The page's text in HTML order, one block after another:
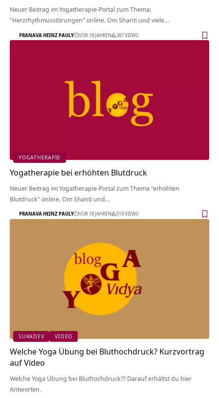
Neuer Beitrag im Yogatherapie-Portal zum Thema:
"Herzrhythmusstörungen" online. Om Shanti und viele…
PRANAVA HEINZ PAULY VOR 18 JAHREN 387 VIEWS
YOGATHERAPIE
Yogatherapie bei erhöhten Blutdruck
Neuer Beitrag im Yogatherapie-Portal zum Thema "erhöhten
Blutdruck" online. Om Shanti und…
PRANAVA HEINZ PAULY VOR 18 JAHREN 519 VIEWS
SUKADEV VIDEO
Welche Yoga Übung bei Bluthochdruck? Kurzvortrag
auf Video
Welche Yoga Übung bei Bluthochdruck?? Darauf erhältst du hier
Antworten.